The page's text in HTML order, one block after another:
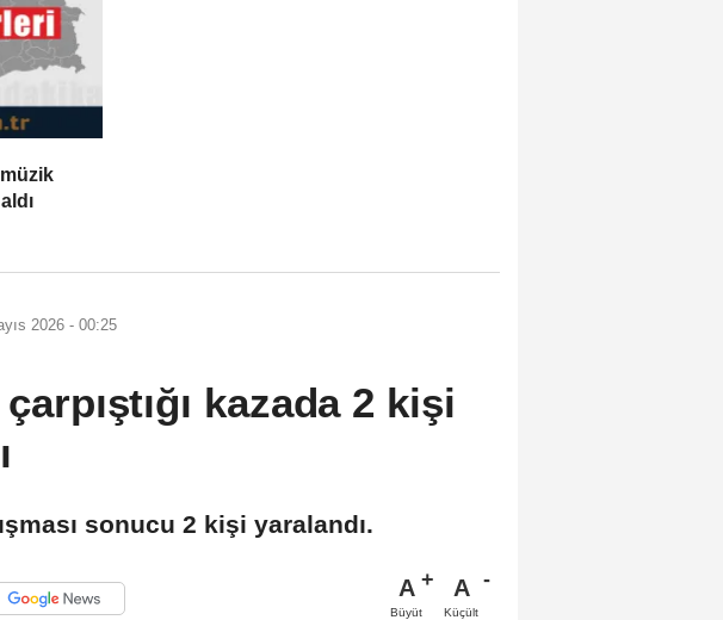
2026 - 00:25
kazada 2 kişi
sonucu 2 kişi yaralandı.
A
Büyüt
A
Küçült